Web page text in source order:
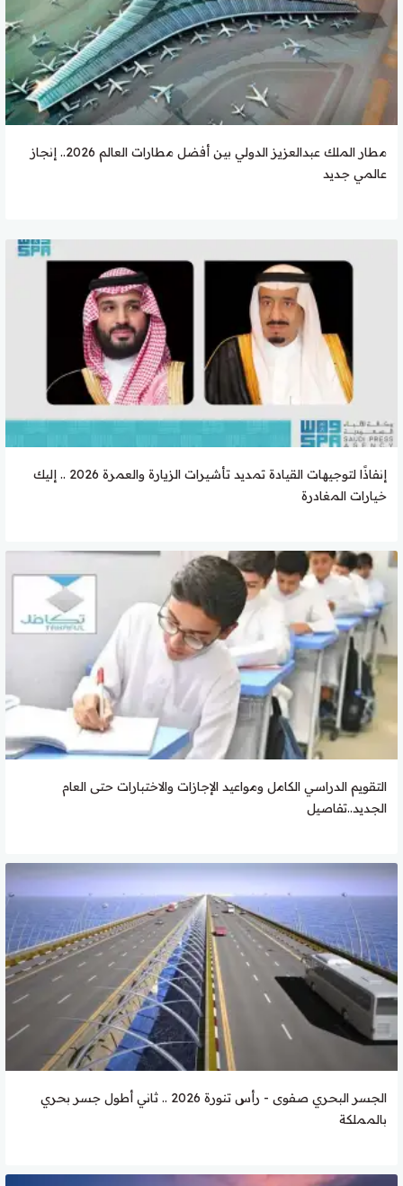
مطار الملك عبدالعزيز الدولي بين أفضل مطارات العالم 2026.. إنجاز
عالمي جديد
إنفاذًا لتوجيهات القيادة تمديد تأشيرات الزيارة والعمرة 2026 .. إليك
خيارات المغادرة
التقويم الدراسي الكامل ومواعيد الإجازات والاختبارات حتى العام
الجديد..تفاصيل
الجسر البحري صفوى - رأس تنورة 2026 .. ثاني أطول جسر بحري
بالمملكة